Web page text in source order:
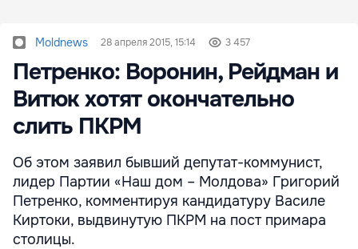
Moldnews 28 апреля 2015, 15:14 3 457
Петренко: Воронин, Рейдман и
Витюк хотят окончательно
слить ПКРМ
Об этом заявил бывший депутат-коммунист,
лидер Партии «Наш дом – Молдова» Григорий
Петренко, комментируя кандидатуру Василе
Киртоки, выдвинутую ПКРМ на пост примара
столицы.